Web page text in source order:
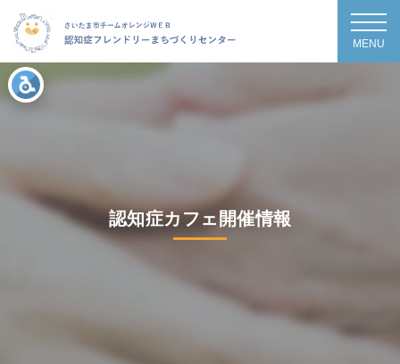
MENU
認知症カフェ開催情報